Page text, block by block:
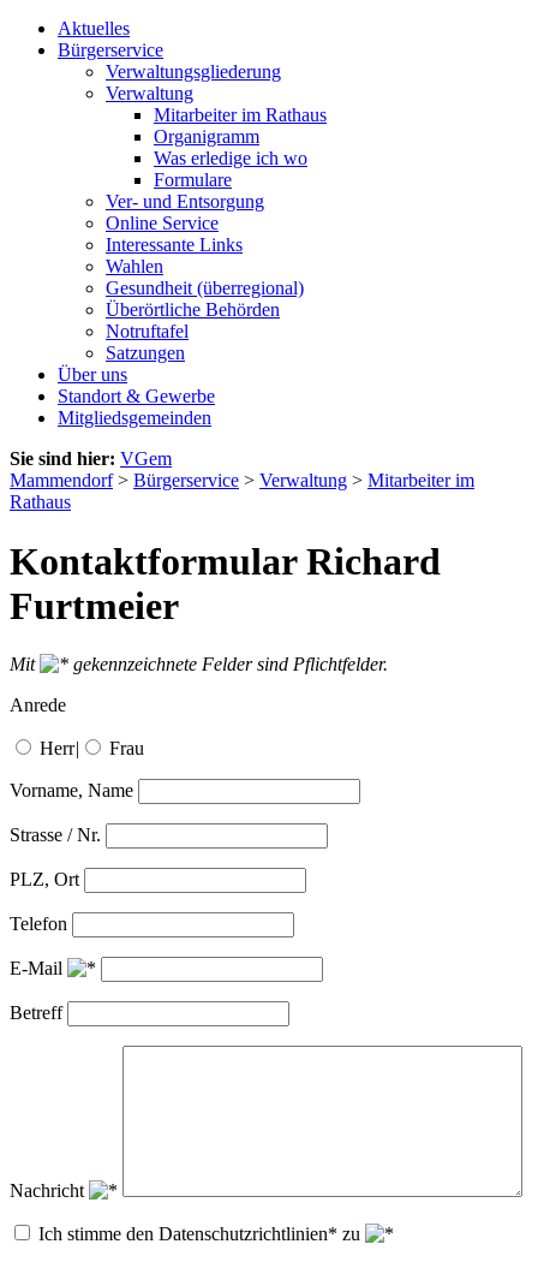
Aktuelles
Bürgerservice
Verwaltungsgliederung
Verwaltung
Mitarbeiter im Rathaus
Organigramm
Was erledige ich wo
Formulare
Ver- und Entsorgung
Online Service
Interessante Links
Wahlen
Gesundheit (überregional)
Überörtliche Behörden
Notruftafel
Satzungen
Über uns
Standort & Gewerbe
Mitgliedsgemeinden
Sie sind hier: VGem
Mammendorf> Bürgerservice > Verwaltung > Mitarbeiter im
Rathaus
Kontaktformular Richard
Furtmeier
Mit
gekennzeichnete Felder sind Pflichtfelder.
Anrede
Herr| Frau
Vorname, Name
Strasse / Nr.
PLZ, Ort
Telefon
E-Mail
Betreff
Nachricht
Ich stimme den Datenschutzrichtlinien* zu